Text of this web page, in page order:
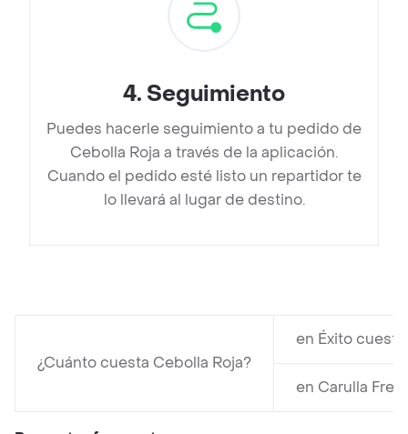
4. Seguimiento
Puedes hacerle seguimiento a tu pedido de
Cebolla Roja a través de la aplicación.
Cuando el pedido esté listo un repartidor te
lo llevará al lugar de destino.
¿Cuánto cuesta Cebolla Roja?
en Éxito
en Carulla